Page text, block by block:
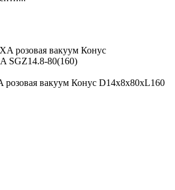
вакуум Конус D14х8x80xL160